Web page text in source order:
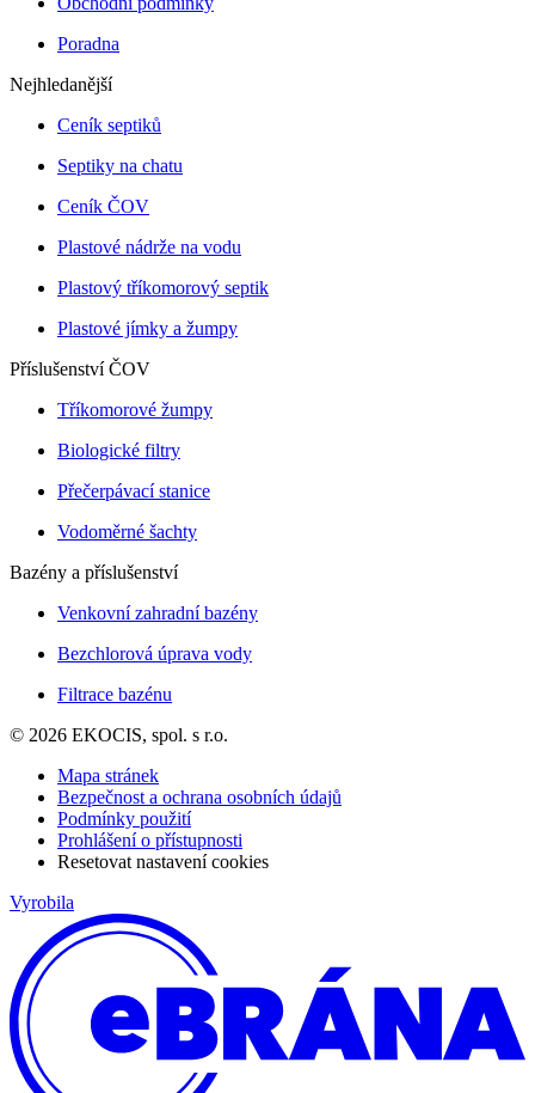
Poradna
Nejhledanější
Ceník septiků
Septiky na chatu
Ceník ČOV
Plastové nádrže na vodu
Plastový tříkomorový septik
Plastové jímky a žumpy
Příslušenství ČOV
Tříkomorové žumpy
Biologické filtry
Přečerpávací stanice
Vodoměrné šachty
Bazény a příslušenství
Venkovní zahradní bazény
Bezchlorová úprava vody
Filtrace bazénu
© 2026 EKOCIS, spol. s r.o.
Mapa stránek
Bezpečnost a ochrana osobních údajů
Podmínky použití
Prohlášení o přístupnosti
Resetovat nastavení cookies
Vyrobila